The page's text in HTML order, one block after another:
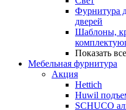
Фурнитура
дверей
Шаблоны,
Показать все
Мебельная фурнитура
Акция
Hettich
Huwil
SCHUCO